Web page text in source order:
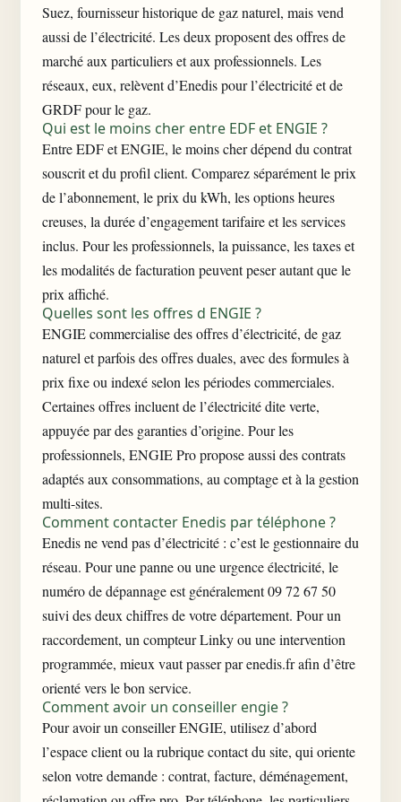
Suez, fournisseur historique de gaz naturel, mais vend
aussi de l’électricité. Les deux proposent des offres de
marché aux particuliers et aux professionnels. Les
réseaux, eux, relèvent d’Enedis pour l’électricité et de
GRDF pour le gaz.
Qui est le moins cher entre EDF et ENGIE ?
Entre EDF et ENGIE, le moins cher dépend du contrat
souscrit et du profil client. Comparez séparément le prix
de l’abonnement, le prix du kWh, les options heures
creuses, la durée d’engagement tarifaire et les services
inclus. Pour les professionnels, la puissance, les taxes et
les modalités de facturation peuvent peser autant que le
prix affiché.
Quelles sont les offres d ENGIE ?
ENGIE commercialise des offres d’électricité, de gaz
naturel et parfois des offres duales, avec des formules à
prix fixe ou indexé selon les périodes commerciales.
Certaines offres incluent de l’électricité dite verte,
appuyée par des garanties d’origine. Pour les
professionnels, ENGIE Pro propose aussi des contrats
adaptés aux consommations, au comptage et à la gestion
multi-sites.
Comment contacter Enedis par téléphone ?
Enedis ne vend pas d’électricité : c’est le gestionnaire du
réseau. Pour une panne ou une urgence électricité, le
numéro de dépannage est généralement 09 72 67 50
suivi des deux chiffres de votre département. Pour un
raccordement, un compteur Linky ou une intervention
programmée, mieux vaut passer par enedis.fr afin d’être
orienté vers le bon service.
Comment avoir un conseiller engie ?
Pour avoir un conseiller ENGIE, utilisez d’abord
l’espace client ou la rubrique contact du site, qui oriente
selon votre demande : contrat, facture, déménagement,